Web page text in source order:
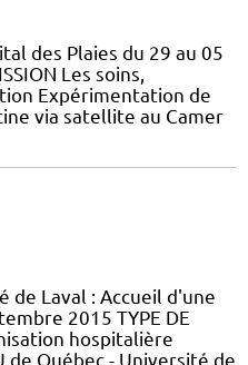
des Plaies du 29 au 05
Les soins,
Expérimentation de
via satellite au Camer
de Laval : Accueil d'une
2015 TYPE DE
hospitalière
de Québec - Université de